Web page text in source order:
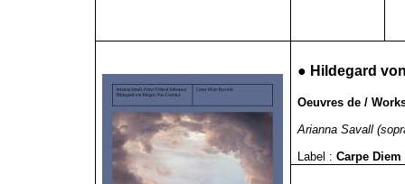
● Hildegard
Oeuvres de /
Arianna Savall
Label : Carpe Diem